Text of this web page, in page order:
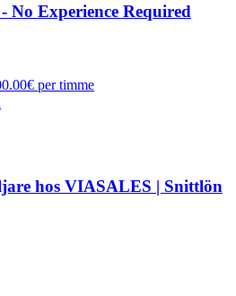
No Experience Required
per timme
hos VIASALES | Snittlön